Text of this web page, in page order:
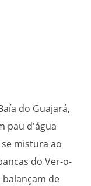
do Guajará,
pau d'água
mistura ao
do Ver-o-
balançam de